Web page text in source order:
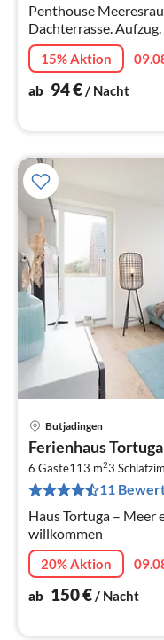
Penthouse
Dachterrasse. Aufzug.
15% Aktion
ab 94€ / Nacht
Butjadingen
Ferienhaus Tortuga
6 Gäste113 m23
11
Haus Tortuga – Meer
willkommen
20% Aktion
ab 150€/ Nacht